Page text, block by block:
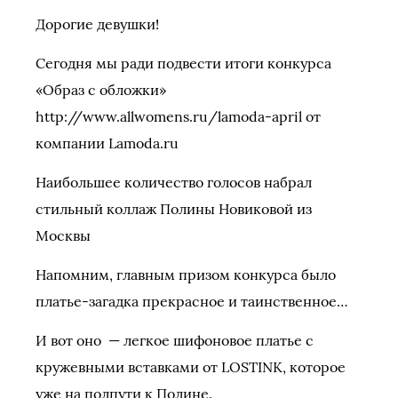
Дорогие девушки!
Сегодня мы ради подвести итоги конкурса
«Образ с обложки»
http://www.allwomens.ru/lamoda-april от
компании Lamoda.ru
Наибольшее количество голосов набрал
стильный коллаж Полины Новиковой из
Москвы
Напомним, главным призом конкурса было
платье-загадка прекрасное и таинственное…
И вот оно — легкое шифоновое платье с
кружевными вставками от LOSTINK, которое
уже на полпути к Полине.